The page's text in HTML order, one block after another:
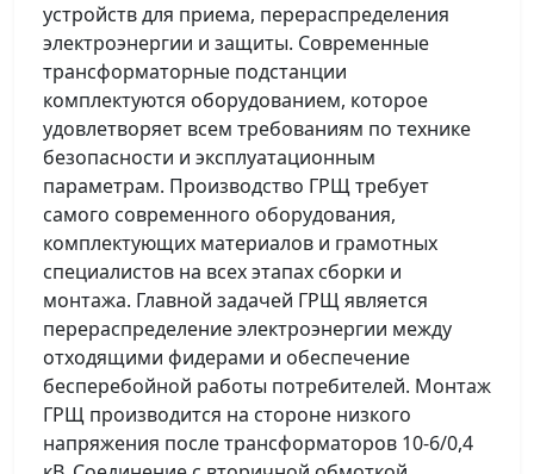
устройств для приема, перераспределения
электроэнергии и защиты. Современные
трансформаторные подстанции
комплектуются оборудованием, которое
удовлетворяет всем требованиям по технике
безопасности и эксплуатационным
параметрам. Производство ГРЩ требует
самого современного оборудования,
комплектующих материалов и грамотных
специалистов на всех этапах сборки и
монтажа. Главной задачей ГРЩ является
перераспределение электроэнергии между
отходящими фидерами и обеспечение
бесперебойной работы потребителей. Монтаж
ГРЩ производится на стороне низкого
напряжения после трансформаторов 10-6/0,4